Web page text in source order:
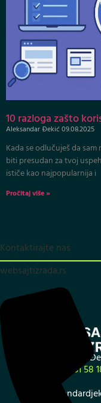
10 razloga zašto
Aleksandar Đekić 09.08.2025
Kada se odlučuješ da
biti presudan za tvoj
ističe kao najpopularnija i
Pročitaj više »
Aleksandar
+381 69 51 58
Kontaktirajte nas
websajtizrada.rs